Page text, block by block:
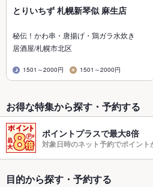
とりいちず 札幌新琴似 麻生店
秘伝！かわ串・唐揚げ・鶏ガラ水炊き
居酒屋/札幌市北区
1501～2000円 1501～2000円
お得な特集から探す・予約する
ポイントプラスで最大8倍
対象日時のネット予約でポイント
目的から探す・予約する